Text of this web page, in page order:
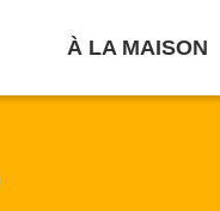
À LA MAISON